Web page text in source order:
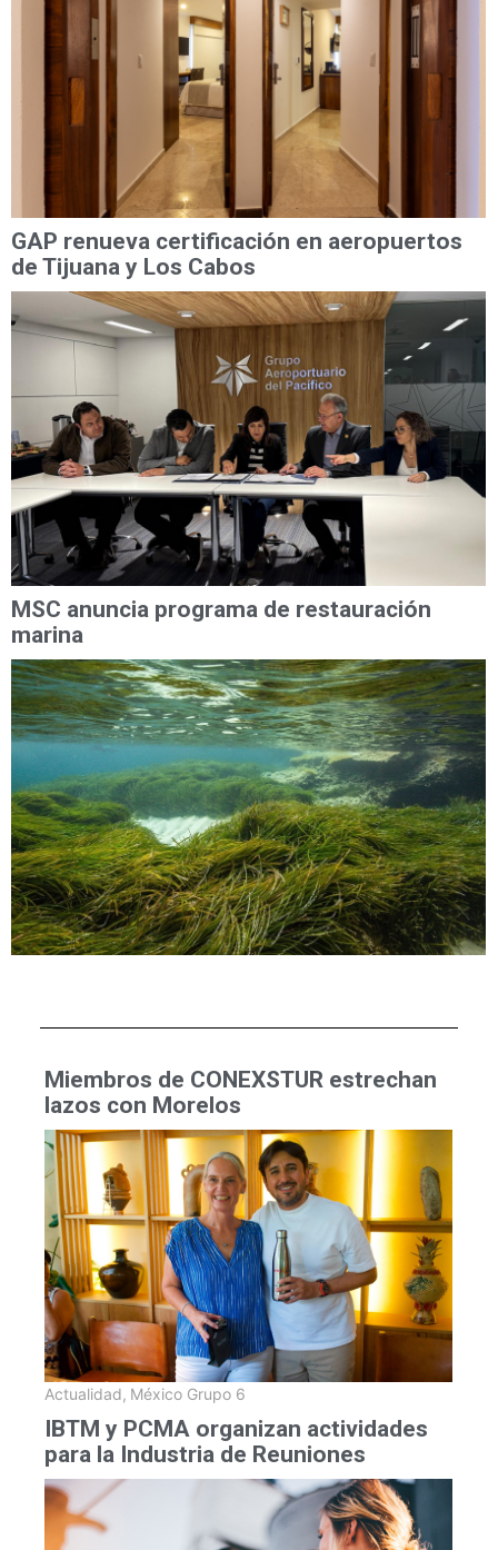
GAP renueva certificación en aeropuertos
de Tijuana y Los Cabos
MSC anuncia programa de restauración
marina
Miembros de CONEXSTUR estrechan
lazos con Morelos
Actualidad, México Grupo 6
IBTM y PCMA organizan actividades
para la Industria de Reuniones